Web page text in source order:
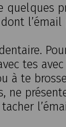
quelques
tes
à te
ne